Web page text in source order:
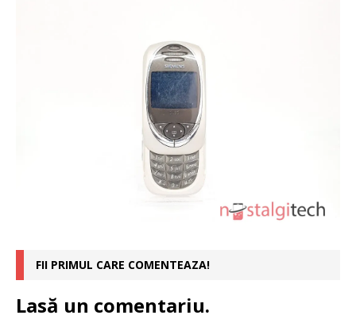
FII PRIMUL CARE COMENTEAZA!
Lasă un comentariu.